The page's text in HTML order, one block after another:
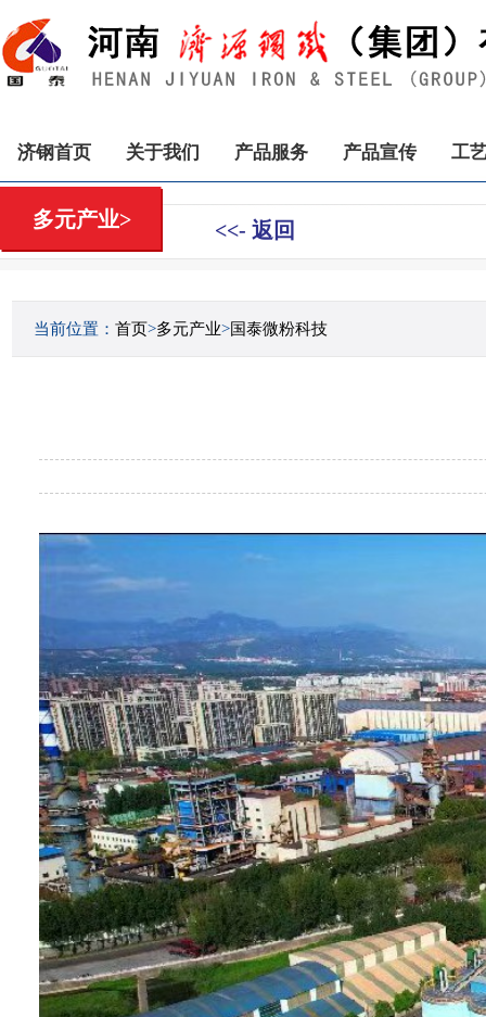
济钢首页 关于我们 产品服务 产品宣传 工
多元产业> <<- 返回
当前位置： 首页>多元产业>国泰微粉科技